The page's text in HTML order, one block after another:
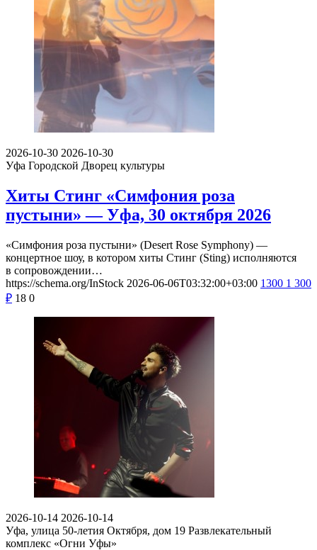
2026-10-30 2026-10-30
Уфа Городской Дворец культуры
Хиты Стинг «Симфония роза
пустыни» — Уфа, 30 октября 2026
«Симфония роза пустыни» (Desert Rose Symphony) —
концертное шоу, в котором хиты Стинг (Sting) исполняются
в сопровождении…
https://schema.org/InStock 2026-06-06T03:32:00+03:00 1300 1 300
₽ 18 0
2026-10-14 2026-10-14
Уфа, улица 50-летия Октября, дом 19 Развлекательный
комплекс «Огни Уфы»